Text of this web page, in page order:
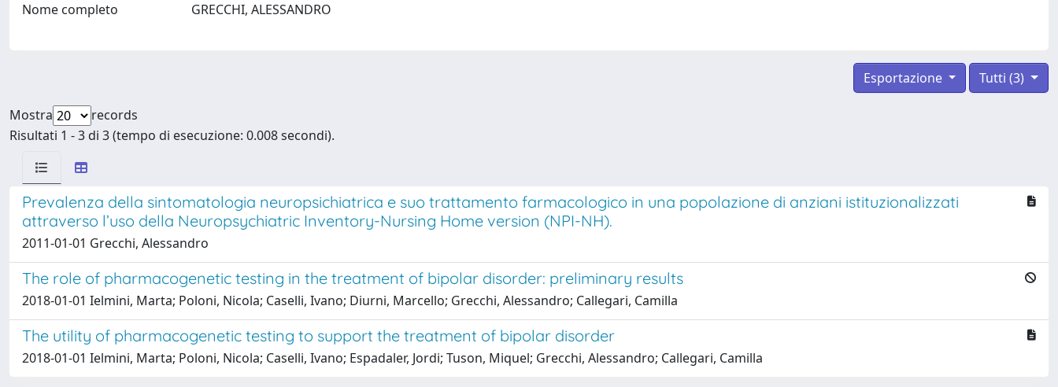
Nome completo GRECCHI, ALESSANDRO
Tutti (3)
Esportazione
Mostra
records
Risultati 1 - 3 di 3 (tempo di esecuzione: 0.008 secondi).
Prevalenza della sintomatologia neuropsichiatrica e suo trattamento farmacologico in una popolazione di anziani istituzionalizzati
attraverso l’uso della Neuropsychiatric Inventory-Nursing Home version (NPI-NH).
2011-01-01 Grecchi, Alessandro
The role of pharmacogenetic testing in the treatment of bipolar disorder: preliminary results
2018-01-01 Ielmini, Marta; Poloni, Nicola; Caselli, Ivano; Diurni, Marcello; Grecchi, Alessandro; Callegari, Camilla
The utility of pharmacogenetic testing to support the treatment of bipolar disorder
2018-01-01 Ielmini, Marta; Poloni, Nicola; Caselli, Ivano; Espadaler, Jordi; Tuson, Miquel; Grecchi, Alessandro; Callegari, Camilla